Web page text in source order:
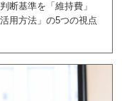
断基準を「維持費」
用方法」の5つの視点